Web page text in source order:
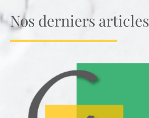
Nos derniers articles